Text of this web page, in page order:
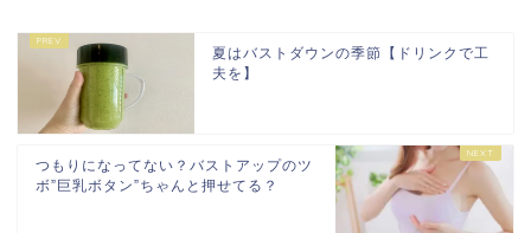
夏はバストダウンの季節【ドリンクで工
夫を】
つもりになってない？バストアップのツ
ボ”巨乳ボタン”ちゃんと押せてる？